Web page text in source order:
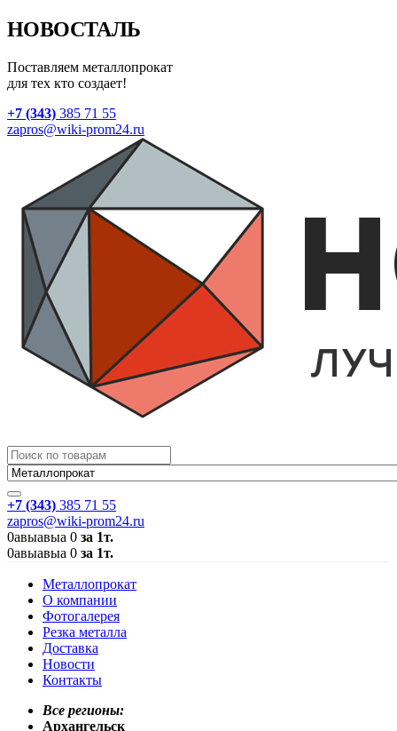
НОВОСТАЛЬ
Поставляем металлопрокат
для тех кто создает!
+7 (343) 385 71 55
zapros@wiki-prom24.ru
+7 (343) 385 71 55
zapros@wiki-prom24.ru
0авыавыа 0 за 1т.
0авыавыа 0 за 1т.
Металлопрокат
О компании
Фотогалерея
Резка металла
Доставка
Новости
Контакты
Все регионы:
Архангельск